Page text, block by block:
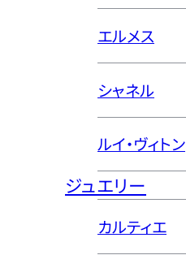
エルメス
シャネル
ルイ・ヴィトン
ジュエリー
カルティエ